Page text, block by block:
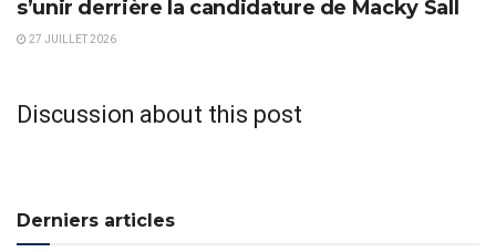
s’unir derrière la candidature de Macky Sall
27 JUILLET 2026
Discussion about this post
Derniers articles